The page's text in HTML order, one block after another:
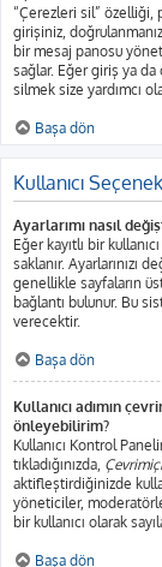
“Çerezleri sil” özelliği,
girişiniz,
bir mesaj panosu
sağlar. Eğer giriş ya da
silmek size yardımcı
Başa dön
Kullanıcı
Ayarlarımı nasıl
Eğer kayıtlı bir
saklanır. Ayarlarınızı
genellikle sayfaların üst
bağlantı bulunur. Bu
verecektir.
Başa dön
Kullanıcı adımın
önleyebilirim?
Kullanıcı Kontrol
tıkladığınızda,
aktifleştirdiğinizde
yöneticiler,
bir kullanıcı olarak
Başa dön